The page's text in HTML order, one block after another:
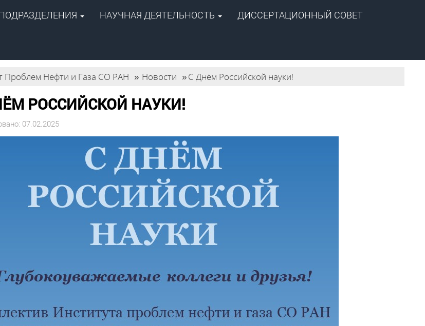
+7 (4112) 39-06-20
НАУЧНАЯ ДЕЯТЕЛЬНОСТЬ ДИССЕРТАЦИОННЫЙ СОВЕТ
Проблем Нефти и Газа СО РАН » Новости »С Днём Российской науки!
РОССИЙСКОЙ НАУКИ!
07.02.2025